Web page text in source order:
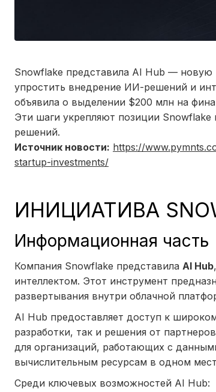
Snowflake представила AI Hub — новую
упростить внедрение ИИ-решений и
объявила о выделении $200 млн на
Эти шаги укрепляют позиции Snowflake
решений.
Источник новости: https://
startup-investments/
ИНИЦИАТИВА
Информационная часть
Компания Snowflake представила AI Hub
интеллектом. Этот инструмент
развертывания внутри облачной
AI Hub предоставляет доступ к
разработки, так и решения от
для организаций, работающих с
вычислительным ресурсам в одном
Среди ключевых возможностей AI Hub: